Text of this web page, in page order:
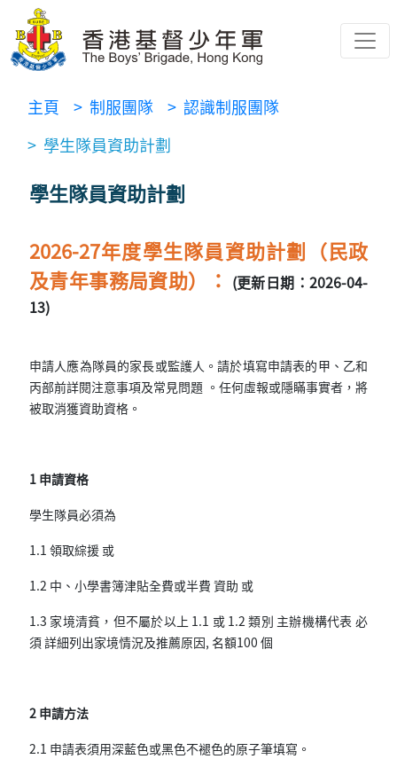
主頁 > 制服團隊 > 認識制服團隊
> 學生隊員資助計劃
學生隊員資助計劃
2026-27年度學生隊員資助計劃（民政
及青年事務局資助）： (更新日期：2026-04-
13)
申請人應為隊員的家長或監護人。請於填寫申請表的甲、乙和
丙部前詳閱注意事項及常見問題 。任何虛報或隱瞞事實者，將
被取消獲資助資格。
1 申請資格
學生隊員必須為
1.1 領取綜援 或
1.2 中、小學書簿津貼全費或半費 資助 或
1.3 家境清貧，但不屬於以上 1.1 或 1.2 類別 主辦機構代表 必
須 詳細列出家境情況及推薦原因, 名額100 個
2 申請方法
2.1 申請表須用深藍色或黑色不褪色的原子筆填寫。